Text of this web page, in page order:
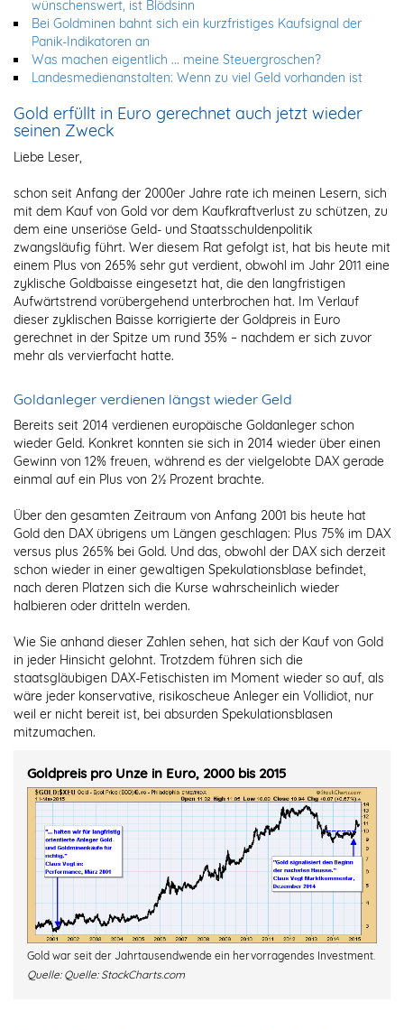
wünschenswert, ist Blödsinn
Bei Goldminen bahnt sich ein kurzfristiges Kaufsignal der
Panik-Indikatoren an
Was machen eigentlich ... meine Steuergroschen?
Landesmedienanstalten: Wenn zu viel Geld vorhanden ist
Gold erfüllt in Euro gerechnet auch jetzt wieder
seinen Zweck
Liebe Leser,
schon seit Anfang der 2000er Jahre rate ich meinen Lesern, sich
mit dem Kauf von Gold vor dem Kaufkraftverlust zu schützen, zu
dem eine unseriöse Geld- und Staatsschuldenpolitik
zwangsläufig führt. Wer diesem Rat gefolgt ist, hat bis heute mit
einem Plus von 265% sehr gut verdient, obwohl im Jahr 2011 eine
zyklische Goldbaisse eingesetzt hat, die den langfristigen
Aufwärtstrend vorübergehend unterbrochen hat. Im Verlauf
dieser zyklischen Baisse korrigierte der Goldpreis in Euro
gerechnet in der Spitze um rund 35% – nachdem er sich zuvor
mehr als vervierfacht hatte.
Goldanleger verdienen längst wieder Geld
Bereits seit 2014 verdienen europäische Goldanleger schon
wieder Geld. Konkret konnten sie sich in 2014 wieder über einen
Gewinn von 12% freuen, während es der vielgelobte DAX gerade
einmal auf ein Plus von 2½ Prozent brachte.
Über den gesamten Zeitraum von Anfang 2001 bis heute hat
Gold den DAX übrigens um Längen geschlagen: Plus 75% im DAX
versus plus 265% bei Gold. Und das, obwohl der DAX sich derzeit
schon wieder in einer gewaltigen Spekulationsblase befindet,
nach deren Platzen sich die Kurse wahrscheinlich wieder
halbieren oder dritteln werden.
Wie Sie anhand dieser Zahlen sehen, hat sich der Kauf von Gold
in jeder Hinsicht gelohnt. Trotzdem führen sich die
staatsgläubigen DAX-Fetischisten im Moment wieder so auf, als
wäre jeder konservative, risikoscheue Anleger ein Vollidiot, nur
weil er nicht bereit ist, bei absurden Spekulationsblasen
mitzumachen.
Goldpreis pro Unze in Euro, 2000 bis 2015
Gold war seit der Jahrtausendwende ein hervorragendes Investment.
Quelle: Quelle: StockCharts.com